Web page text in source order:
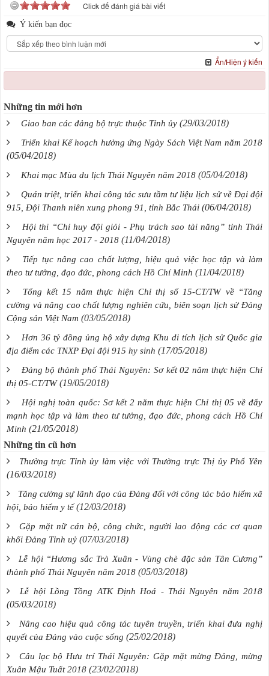
Click để đánh giá bài viết
Ý kiến bạn đọc
Ẩn/Hiện ý kiến
Những tin mới hơn
Giao ban các đảng bộ trực thuộc Tỉnh ủy (29/03/2018)
Triển khai Kế hoạch hưởng ứng Ngày Sách Việt Nam năm 2018
(05/04/2018)
Khai mạc Mùa du lịch Thái Nguyên năm 2018 (05/04/2018)
Quán triệt, triển khai công tác sưu tầm tư liệu lịch sử về Đại đội
915, Đội Thanh niên xung phong 91, tỉnh Bắc Thái (06/04/2018)
Hội thi “Chỉ huy đội giỏi - Phụ trách sao tài năng” tỉnh Thái
Nguyên năm học 2017 - 2018 (11/04/2018)
Tiếp tục nâng cao chất lượng, hiệu quả việc học tập và làm
theo tư tưởng, đạo đức, phong cách Hồ Chí Minh (11/04/2018)
Tổng kết 15 năm thực hiện Chỉ thị số 15-CT/TW về “Tăng
cường và nâng cao chất lượng nghiên cứu, biên soạn lịch sử Đảng
Cộng sản Việt Nam (03/05/2018)
Hơn 36 tỷ đồng ủng hộ xây dựng Khu di tích lịch sử Quốc gia
địa điểm các TNXP Đại đội 915 hy sinh (17/05/2018)
Đảng bộ thành phố Thái Nguyên: Sơ kết 02 năm thực hiện Chỉ
thị 05-CT/TW (19/05/2018)
Hội nghị toàn quốc: Sơ kết 2 năm thực hiện Chỉ thị 05 về đẩy
mạnh học tập và làm theo tư tưởng, đạo đức, phong cách Hồ Chí
Minh (21/05/2018)
Những tin cũ hơn
Thường trực Tỉnh ủy làm việc với Thường trực Thị ủy Phổ Yên
(16/03/2018)
Tăng cường sự lãnh đạo của Đảng đối với công tác bảo hiểm xã
hội, bảo hiểm y tế (12/03/2018)
Gặp mặt nữ cán bộ, công chức, người lao động các cơ quan
khối Đảng Tỉnh uỷ (07/03/2018)
Lễ hội “Hương sắc Trà Xuân - Vùng chè đặc sản Tân Cương”
thành phố Thái Nguyên năm 2018 (05/03/2018)
Lễ hội Lồng Tồng ATK Định Hoá - Thái Nguyên năm 2018
(05/03/2018)
Nâng cao hiệu quả công tác tuyên truyền, triển khai đưa nghị
quyết của Đảng vào cuộc sống (25/02/2018)
Câu lạc bộ Hưu trí Thái Nguyên: Gặp mặt mừng Đảng, mừng
Xuân Mậu Tuất 2018 (23/02/2018)